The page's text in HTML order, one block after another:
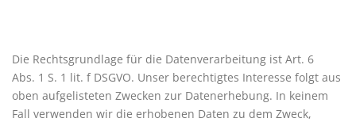
Die Rechtsgrundlage für die Datenverarbeitung ist Art. 6
Abs. 1 S. 1 lit. f DSGVO. Unser berechtigtes Interesse folgt aus
oben aufgelisteten Zwecken zur Datenerhebung. In keinem
Fall verwenden wir die erhobenen Daten zu dem Zweck,